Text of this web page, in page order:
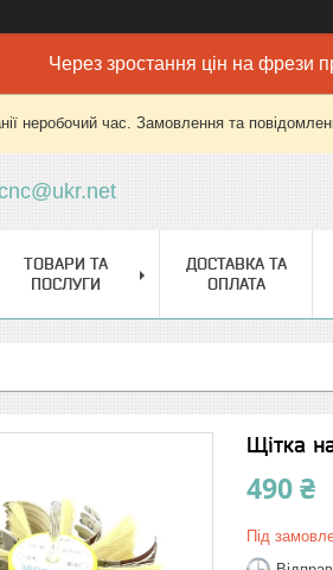
Через зростання цін на фрези
неробочий час. Замовлення та
ТОВАРИ ТА
ПОСЛУГИ
ДОСТАВКА ТА
ОПЛАТА
Щітка
490 ₴
Під